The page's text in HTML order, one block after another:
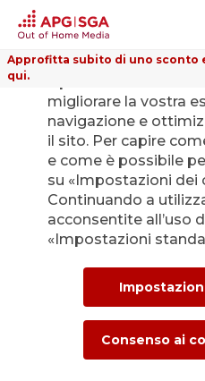
Approfitta subito di uno sconto
qui.
Indietro
L’Ufficio
news e i
stampa.
migliorare la vostra
navigazione e
il sito. Per capire
e come è possibile
su «Impostazioni dei
Continuando a
acconsentite all’uso
«Impostazioni
Consenso ai